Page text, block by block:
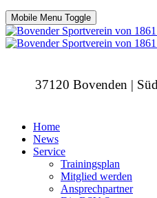
Mobile Menu Toggle
37120 Bovenden |
Home
News
Service
Trainingsplan
Mitglied werden
Ansprechpartner